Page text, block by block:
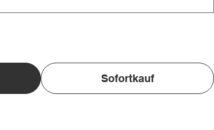
Sofortkauf